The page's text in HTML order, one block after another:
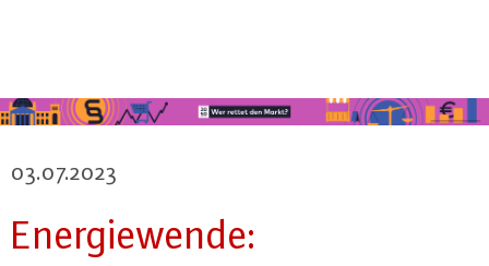
03.07.2023
En­er­gie­wen­de: